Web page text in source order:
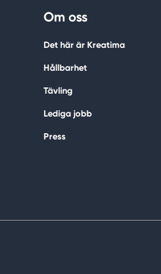
Om oss
Det här är Kreatima
Hållbarhet
Tävling
Lediga jobb
Press